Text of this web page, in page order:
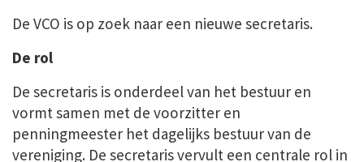
De VCO is op zoek naar een nieuwe secretaris.
De rol
De secretaris is onderdeel van het bestuur en
vormt samen met de voorzitter en
penningmeester het dagelijks bestuur van de
vereniging. De secretaris vervult een centrale rol in